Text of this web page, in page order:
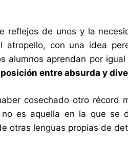
reflejos de unos y la
con una idea
alumnos aprendan por
entre absurda y
cosechado otro récord
es aquella en la que se
otras lenguas propias de